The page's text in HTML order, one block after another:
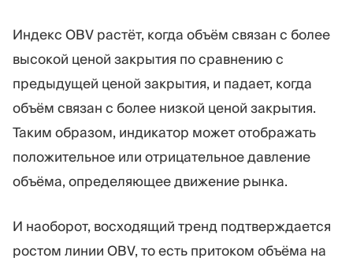
Индекс OBV растёт, когда объём связан с более
высокой ценой закрытия по сравнению с
предыдущей ценой закрытия, и падает, когда
объём связан с более низкой ценой закрытия.
Таким образом, индикатор может отображать
положительное или отрицательное давление
объёма, определяющее движение рынка.
И наоборот, восходящий тренд подтверждается
ростом линии OBV, то есть притоком объёма на